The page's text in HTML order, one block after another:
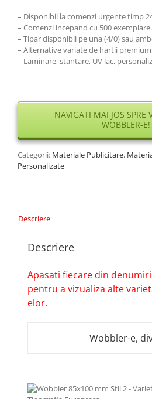
– Disponibil la comenzi urgente timp
– Comenzi incepand cu 500 exemplare.
– Tipar disponibil pe una (4/0) sau
– Alternative variate de hartii
– Laminare, stantare, UV lac,
NAVIGATI MAI JOS SPRE
WOBBLER-E!
Categorii: Materiale Publicitare,
Personalizate
Descriere
Descriere
Apasati fiecare din
pentru a vizualiza alte
elor.
Wobbler-e,